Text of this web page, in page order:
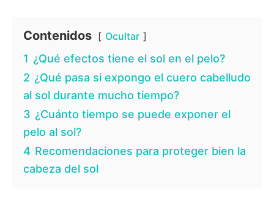
Contenidos Ocultar
1 ¿Qué efectos tiene el sol en el pelo?
2 ¿Qué pasa si expongo el cuero cabelludo
al sol durante mucho tiempo?
3 ¿Cuánto tiempo se puede exponer el
pelo al sol?
4 Recomendaciones para proteger bien la
cabeza del sol